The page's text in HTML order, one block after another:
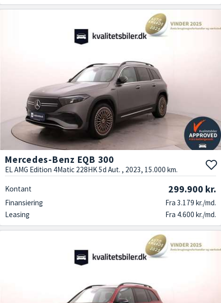
Mercedes-Benz EQB 300
EL AMG Edition 4Matic 228HK 5d Aut. , 2023, 15.000 km.
Kontant 299.900 kr.
Finansiering
Fra 3.179 kr./md.
Leasing
Fra 4.600 kr./md.